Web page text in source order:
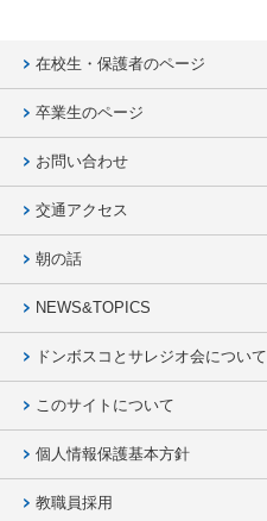
在校生・保護者のページ
卒業生のページ
お問い合わせ
交通アクセス
朝の話
NEWS&TOPICS
ドンボスコとサレジオ会について
このサイトについて
個人情報保護基本方針
教職員採用